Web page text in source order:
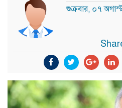
শুক্রবার, ০৭